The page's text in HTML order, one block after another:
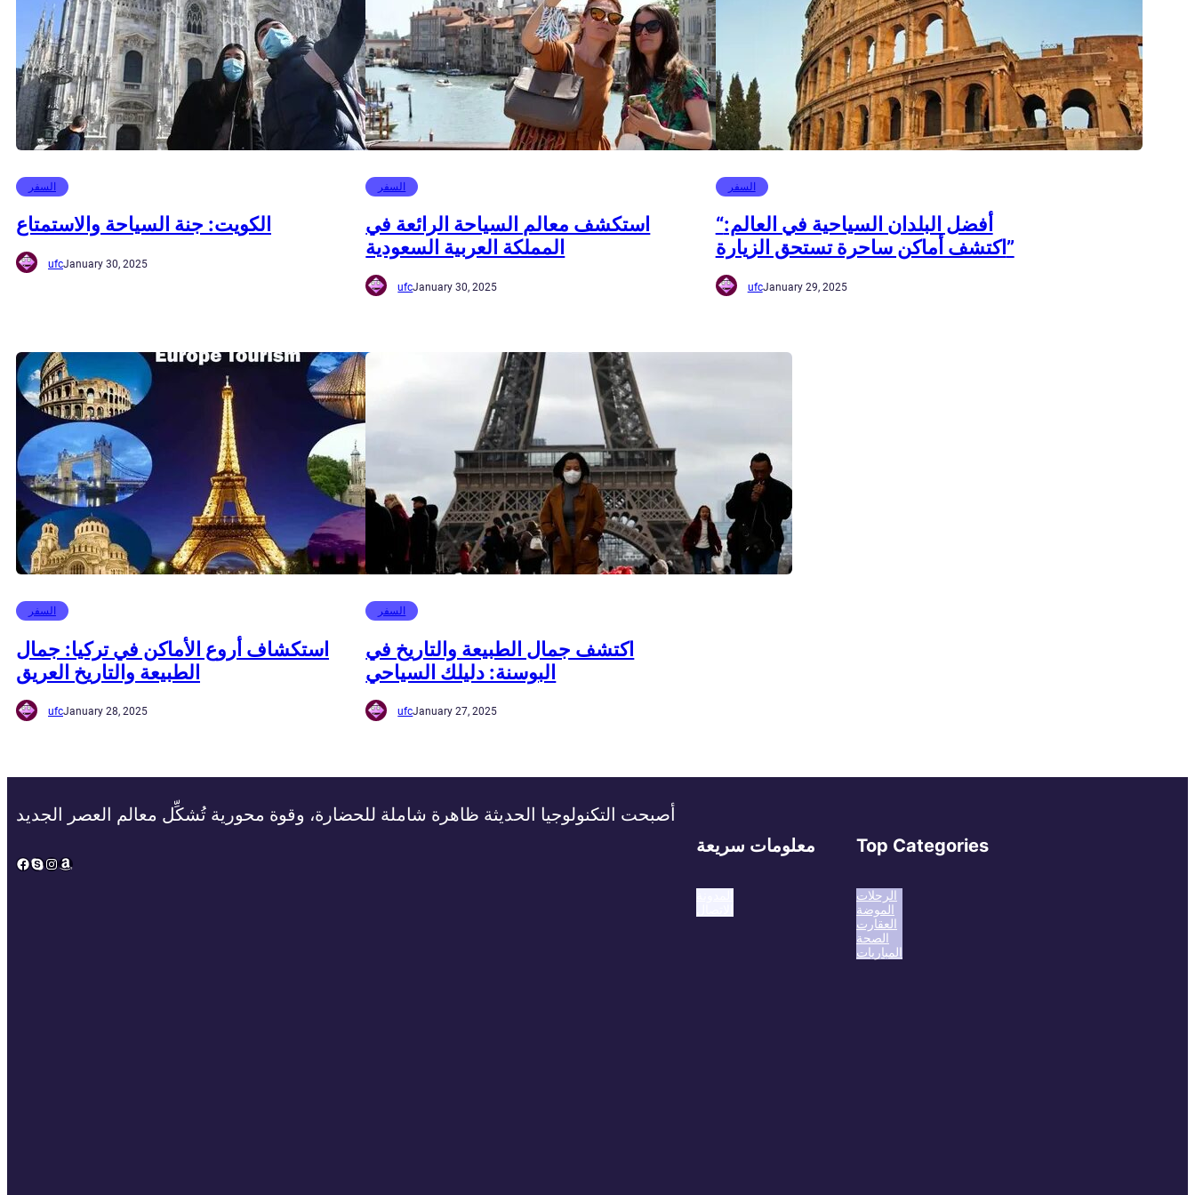
السفر
الكويت: جنة السياحة والاستمتاع
ufcJanuary 30, 2025
السفر
استكشف معالم السياحة الرائعة في
المملكة العربية السعودية
ufcJanuary 30, 2025
السفر
“أفضل البلدان السياحية في العالم:
اكتشف أماكن ساحرة تستحق الزيارة”
ufcJanuary 29, 2025
السفر
استكشاف أروع الأماكن في تركيا: جمال
الطبيعة والتاريخ العريق
ufcJanuary 28, 2025
السفر
اكتشف جمال الطبيعة والتاريخ في
البوسنة: دليلك السياحي
ufcJanuary 27, 2025
أصبحت التكنولوجيا الحديثة ظاهرة شاملة للحضارة، وقوة محورية تُشكِّل معالم العصر الجديد
Facebook
Skype
Instagram
Amazon
معلومات سريعة Top Categories
الرحلات
الموضة
العقارت
الصحة
المباريات